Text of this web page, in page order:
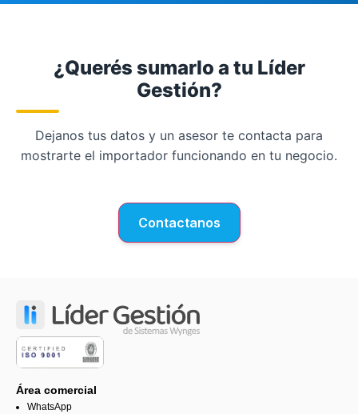
¿Querés sumarlo a tu Líder
Gestión?
Dejanos tus datos y un asesor te contacta para
mostrarte el importador funcionando en tu negocio.
Contactanos
Área comercial
WhatsApp